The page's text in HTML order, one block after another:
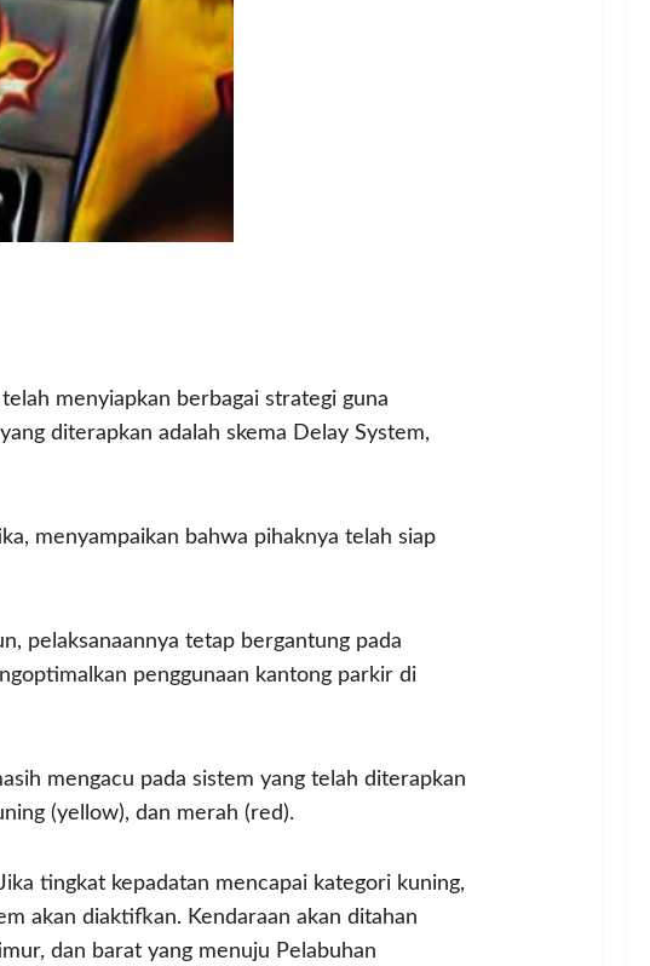
menyiapkan berbagai strategi guna
diterapkan adalah skema Delay System,
menyampaikan bahwa pihaknya telah siap
pelaksanaannya tetap bergantung pada
penggunaan kantong parkir di
mengacu pada sistem yang telah diterapkan
(yellow), dan merah (red).
tingkat kepadatan mencapai kategori kuning,
akan diaktifkan. Kendaraan akan ditahan
dan barat yang menuju Pelabuhan